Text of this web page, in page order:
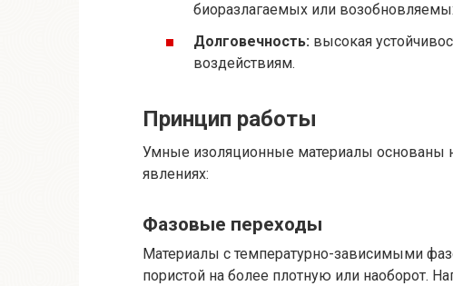
биоразлагаемых или
Долговечность: высокая
воздействиям.
Принцип работы
Умные изоляционные материалы основаны
явлениях:
Фазовые переходы
Материалы с температурно-зависимыми
пористой на более плотную или наоборот.